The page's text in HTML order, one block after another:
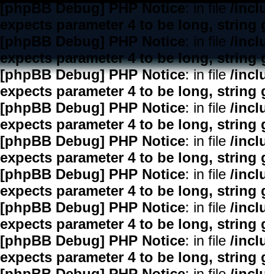
[phpBB Debug] PHP Notice: in file/
expects parameter 4 to be long, string
[phpBB Debug] PHP Notice: in file /
expects parameter 4 to be long, string
[phpBB Debug] PHP Notice: in file/
expects parameter 4 to be long, string
[phpBB Debug] PHP Notice: in file /
expects parameter 4 to be long, string
[phpBB Debug] PHP Notice: in file /
expects parameter 4 to be long, string
[phpBB Debug] PHP Notice: in file /
expects parameter 4 to be long, string
[phpBB Debug] PHP Notice: in file /
expects parameter 4 to be long, string
[phpBB Debug] PHP Notice: in file /
expects parameter 4 to be long, string